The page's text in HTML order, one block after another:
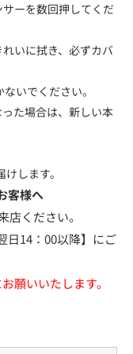
ーを数回押してくだ
いに拭き、必ずカバ
ないでください。
た場合は、新しい本
します。
客様へ
店ください。
日14：00以降】にご
願いいたします。